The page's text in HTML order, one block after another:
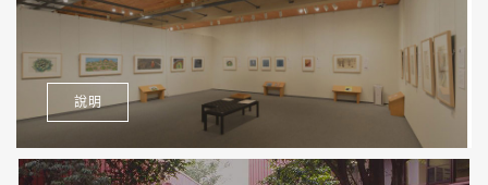
說明